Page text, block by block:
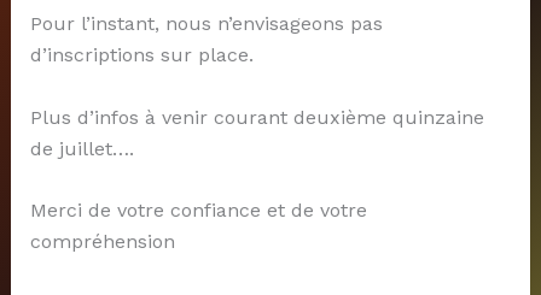
Pour l’instant, nous n’envisageons pas
d’inscriptions sur place.
Plus d’infos à venir courant deuxième quinzaine
de juillet….
Merci de votre confiance et de votre
compréhension